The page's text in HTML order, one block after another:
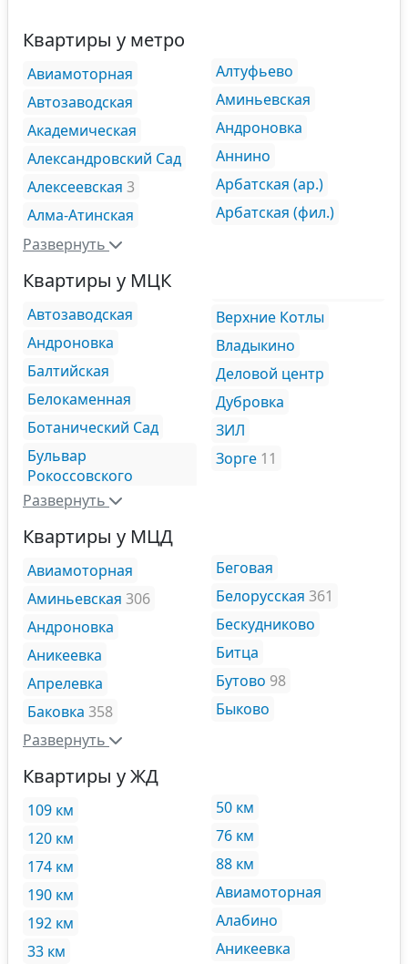
Квартиры у метро
Авиамоторная
Автозаводская
Академическая
Александровский Сад
Алексеевская 3
Алма-Атинская
Алтуфьево
Аминьевская
Андроновка
Аннино
Арбатская (ар.)
Арбатская (фил.)
Развернуть
Квартиры у МЦК
Автозаводская
Андроновка
Балтийская
Белокаменная
Ботанический Сад
Бульвар
Рокоссовского
Верхние Котлы
Владыкино
Деловой центр
Дубровка
ЗИЛ
Зорге 11
Развернуть
Квартиры у МЦД
Авиамоторная
Аминьевская 306
Андроновка
Аникеевка
Апрелевка
Баковка 358
Беговая
Белорусская 361
Бескудниково
Битца
Бутово 98
Быково
Развернуть
Квартиры у ЖД
109 км
120 км
174 км
190 км
192 км
33 км
50 км
76 км
88 км
Авиамоторная
Алабино
Аникеевка